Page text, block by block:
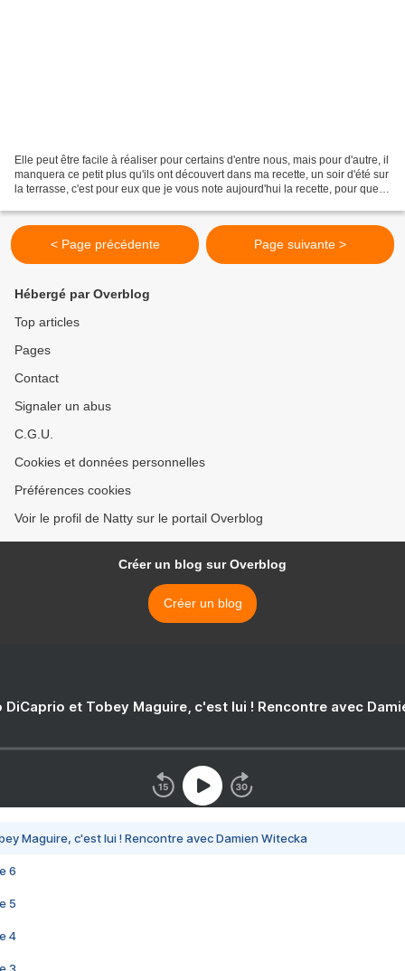
Elle peut être facile à réaliser pour certains d'entre nous, mais pour d'autre, il
manquera ce petit plus qu'ils ont découvert dans ma recette, un soir d'été sur
la terrasse, c'est pour eux que je vous note aujourd'hui la recette, pour que
< Page précédente Page suivante >
Hébergé par Overblog
Top articles
Pages
Contact
Signaler un abus
C.G.U.
Cookies et données personnelles
Préférences cookies
Voir le profil de Natty sur le portail Overblog
Créer un blog sur Overblog
Créer un blog
DiCaprio et Tobey Maguire, c'est lui ! Rencontre avec
Maguire, c'est lui ! Rencontre avec Damien Witecka
6
5
4